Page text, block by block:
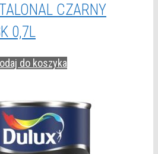
CZARNY
0,7L
do koszyka